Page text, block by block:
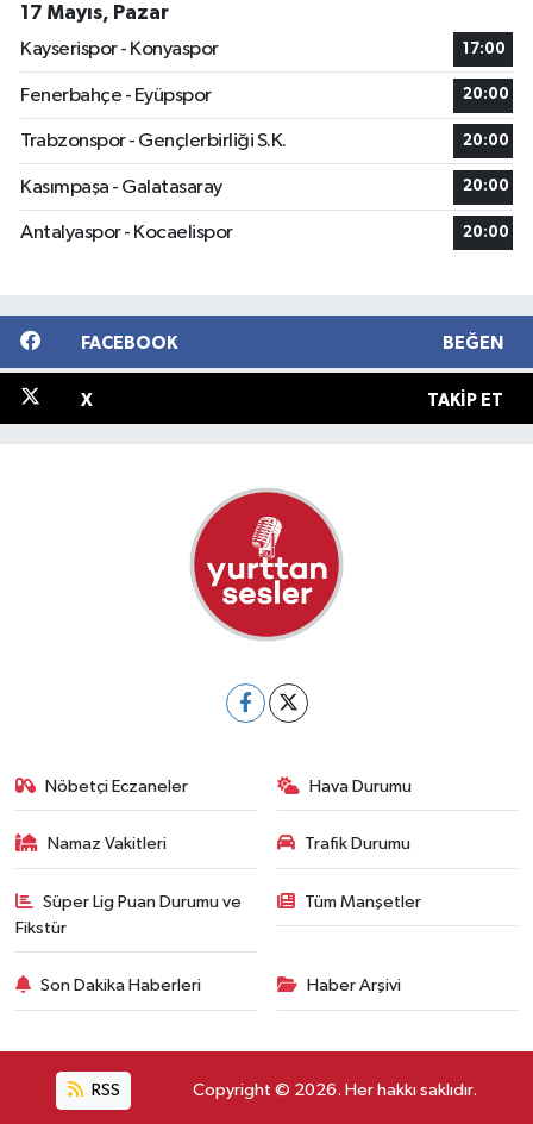
17 Mayıs, Pazar
Kayserispor - Konyaspor
17:00
Fenerbahçe - Eyüpspor 20:00
Trabzonspor - Gençlerbirliği S.K. 20:00
Kasımpaşa - Galatasaray 20:00
Antalyaspor - Kocaelispor 20:00
FACEBOOK BEĞEN
X TAKIP ET
Nöbetçi Eczaneler Hava Durumu
Namaz Vakitleri Trafik Durumu
Süper Lig Puan Durumu ve
Fikstür
Tüm Manşetler
Son Dakika Haberleri Haber Arşivi
RSS Copyright © 2026. Her hakkı saklıdır.